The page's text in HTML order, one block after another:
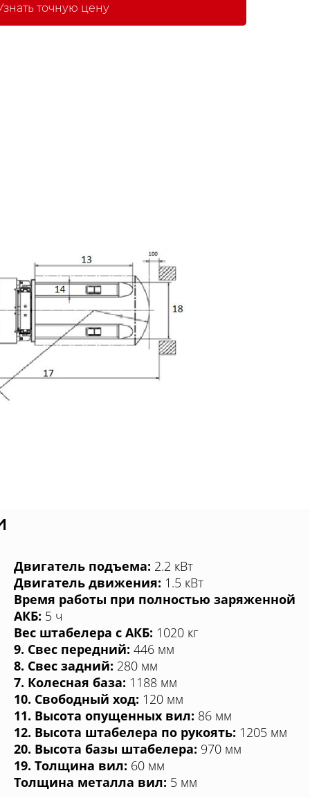
точную цену
Двигатель подъема: 2.2 кВт
Двигатель движения: 1.5 кВт
Время работы при полностью заряженной
АКБ: 5 ч
Вес штабелера с АКБ: 1020 кг
9. Свес передний: 446 мм
8. Свес задний: 280 мм
7. Колесная база: 1188 мм
10. Свободный ход: 120 мм
11. Высота опущенных вил: 86 мм
12. Высота штабелера по рукоять: 1205 мм
20. Высота базы штабелера: 970 мм
19. Толщина вил: 60 мм
Толщина металла вил: 5 мм